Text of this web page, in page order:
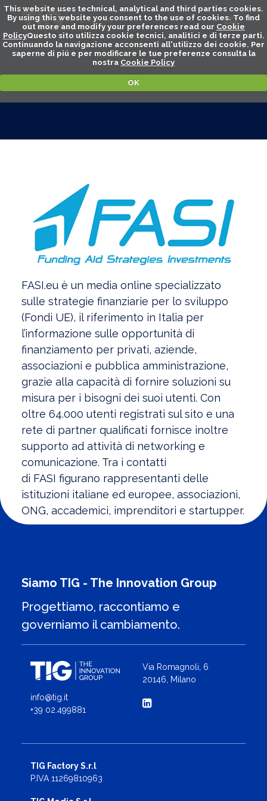
This website uses technical, analytical and third parties cookies.
By using this website you consent to the use of cookies. To find
out more and modify your preferences read our Cookie
PolicyQuesto sito utilizza cookie tecnici, analitici e di terze parti.
Continuando la navigazione acconsenti all'utilizzo dei cookie. Per
saperne di piú e per modificare le tue preferenze consulta la
nostra Cookie Policy
OK
FASI.eu è un media online specializzato
sulle strategie finanziarie per lo sviluppo
(Fondi UE), il riferimento in Italia per
l’informazione sulle opportunità di
finanziamento per privati, aziende,
associazioni e pubblica amministrazione,
grazie alla capacità di fornire soluzioni su
misura per i bisogni dei suoi utenti. Con
oltre 64.000 utenti registrati sul sito e una
rete di partner qualificati fornisce inoltre
supporto ad attività di networking e
comunicazione. Tra i contatti
di FASI figurano rappresentanti delle
istituzioni italiane ed europee, associazioni,
ONG, accademici, imprenditori e startupper.
Siamo TIG - The Innovation Group
Progettiamo, raccontiamo e
governiamo il cambiamento.
info@tig.it
+39 02.499881
Via Romagnoli, 6
20146, Milano
TIG Factory S.r.l
P.IVA 11269810963